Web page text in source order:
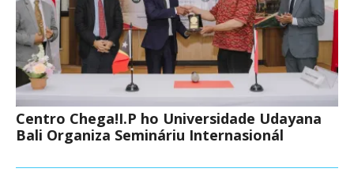
Centro Chega!I.P ho Universidade Udayana
Bali Organiza Semináriu Internasionál